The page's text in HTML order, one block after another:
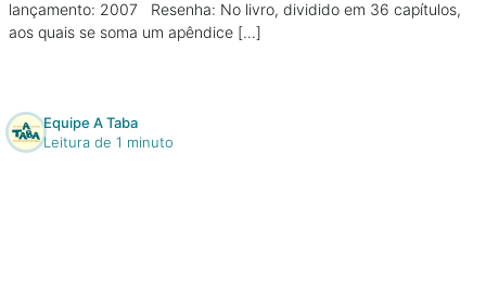
Conteúdos
Cursos On line
lançamento: 2007 Resenha: No livro, dividido em 36 capítulos,
aos quais se soma um apêndice […]
Equipe A Taba
Leitura de 1 minuto